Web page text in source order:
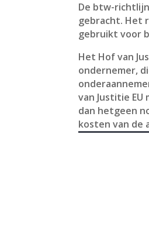
De btw-
gebracht. Het
gebruikt voor
Het Hof van
ondernemer,
van Justitie
dan hetgeen
kosten van de